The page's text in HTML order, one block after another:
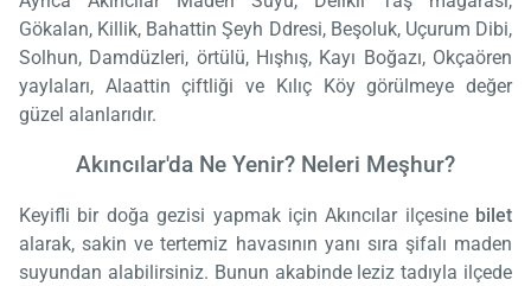
Gökalan, Killik, Bahattin Şeyh Ddresi, Beşoluk, Uçurum Dibi,
Solhun, Damdüzleri, örtülü, Hışhış, Kayı Boğazı, Okçaören
yaylaları, Alaattin çiftliği ve Kılıç Köy görülmeye değer
güzel alanlarıdır.
Akıncılar'da Ne Yenir? Neleri Meşhur?
Keyifli bir doğa gezisi yapmak için Akıncılar ilçesine bilet
alarak, sakin ve tertemiz havasının yanı sıra şifalı maden
suyundan alabilirsiniz. Bunun akabinde leziz tadıyla ilçede